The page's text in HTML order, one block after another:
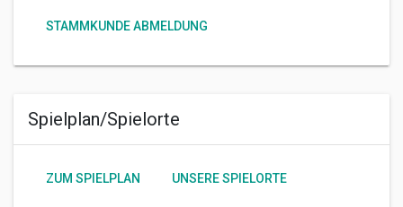
STAMMKUNDE ABMELDUNG
Spielplan/Spielorte
ZUM SPIELPLAN UNSERE SPIELORTE